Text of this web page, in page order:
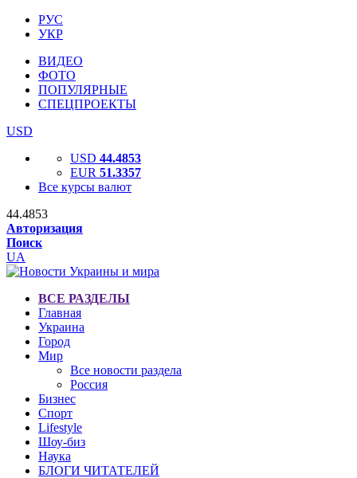
РУС
УКР
ВИДЕО
ФОТО
ПОПУЛЯРНЫЕ
СПЕЦПРОЕКТЫ
USD
USD 44.4853
EUR 51.3357
Все курсы валют
44.4853
Авторизация
Поиск
UA
ВСЕ РАЗДЕЛЫ
Главная
Украина
Город
Мир
Все новости раздела
Россия
Бизнес
Спорт
Lifestyle
Шоу-биз
Наука
БЛОГИ ЧИТАТЕЛЕЙ